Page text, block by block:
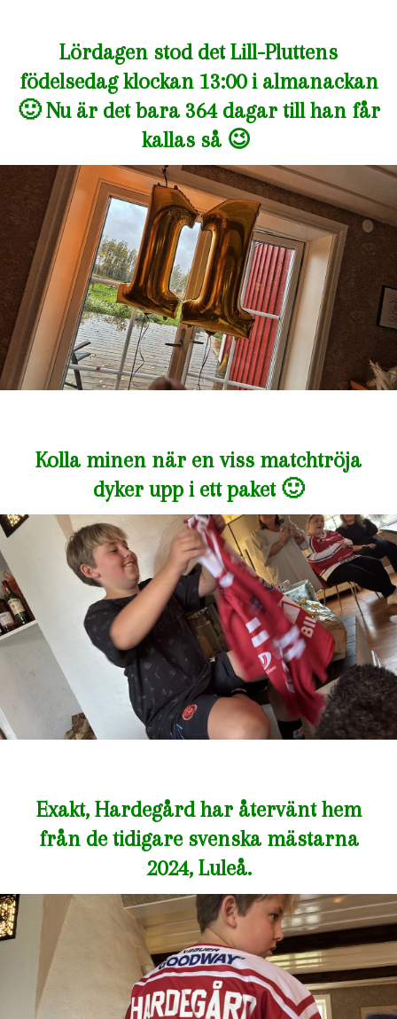
Lördagen stod det Lill-Pluttens
födelsedag klockan 13:00 i almanackan
🙂 Nu är det bara 364 dagar till han får
kallas så 😉
Kolla minen när en viss matchtröja
dyker upp i ett paket 🙂
Exakt, Hardegård har återvänt hem
från de tidigare svenska mästarna
2024, Luleå.